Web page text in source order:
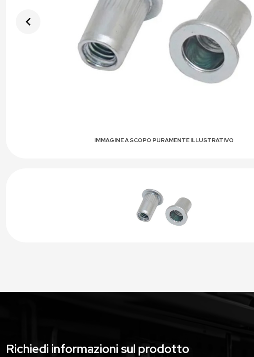
IMMAGINE A SCOPO PURAMENTE ILLUSTRATIVO
Richiedi informazioni sul prodotto